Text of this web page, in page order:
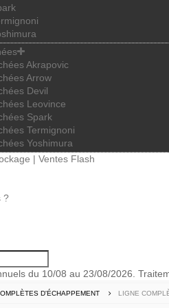
Akrapovic
Arrow
Devil
Leovince
Spark
Termignoni
Yoshimura
| Ventes Flash
?
du 10/08 au 23/08/2026.
D'ÉCHAPPEMENT LIGNE